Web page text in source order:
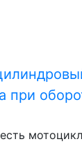
при